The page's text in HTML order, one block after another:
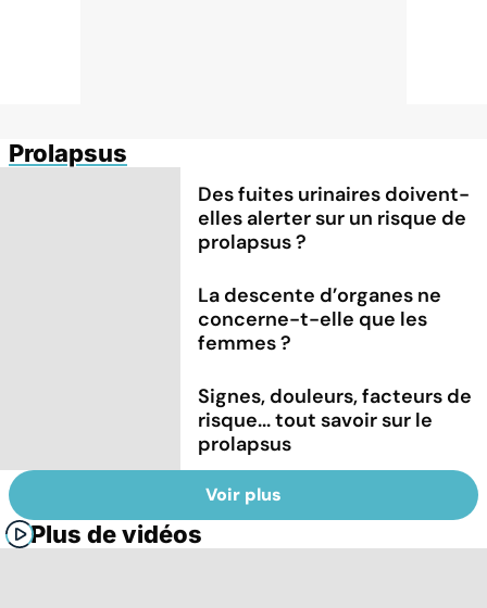
Prolapsus
Des fuites urinaires doivent-
elles alerter sur un risque de
prolapsus ?
La descente d’organes ne
concerne-t-elle que les
femmes ?
Signes, douleurs, facteurs de
risque... tout savoir sur le
prolapsus
Voir plus
Plus de vidéos